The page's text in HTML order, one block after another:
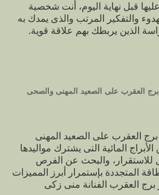
قبل نهاية اليوم، أنت شخصية
والتفكير المرتب والذى يمدك به
الذين يربطك بهم علاقة قوية.
حظك اليوم الخميس 27/9/2018 برج العقرب على الصعيد المهنى والصحى
العقرب على الصعيد المهنى
المائية التى يشترك مواليدها
والبحث عن الفرص
المتجددة بإستمرار أبرز المميزات
العقرب الفنانة منى زكى